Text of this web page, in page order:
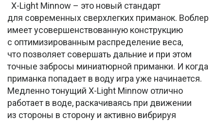
X-Light Minnow – это новый стандарт
для современных сверхлегких приманок. Воблер
имеет усовершенствованную конструкцию
с оптимизированным распределение веса,
что позволяет совершать дальние и при этом
точные забросы миниатюрной приманки. И когда
приманка попадает в воду игра уже начинается.
Медленно тонущий X-Light Minnow отлично
работает в воде, раскачиваясь при движении
из стороны в сторону и активно вибрируя